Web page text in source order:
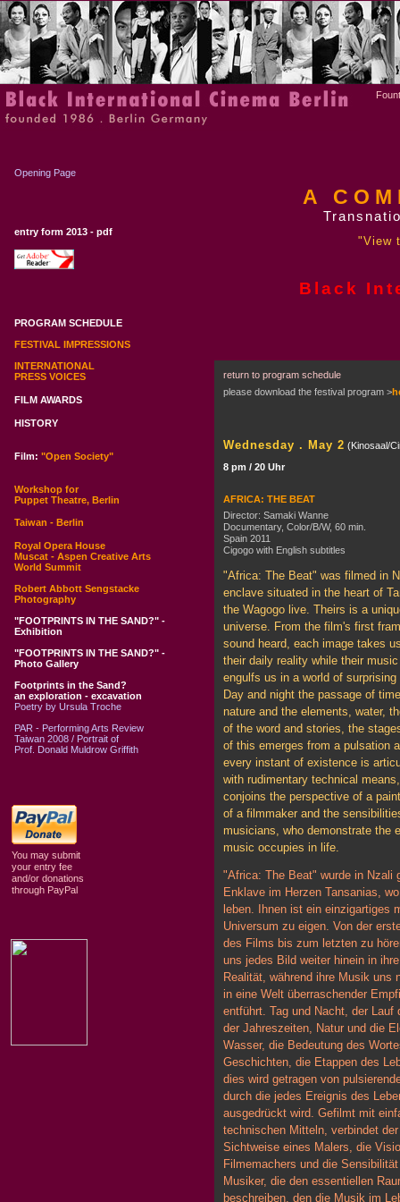
return to program schedule
please download the festival program >
Wednesday . May 2 (Kinosaal/
8 pm / 20 Uhr
AFRICA: THE BEAT
Director: Samaki Wanne
Documentary, Color/B/W, 60 min.
Spain 2011
Cigogo with English subtitles
"Africa: The Beat" was filmed in
enclave situated in the heart of
the Wagogo live. Theirs is a
universe. From the film's first
sound heard, each image takes
their daily reality while their
engulfs us in a world of
Day and night the passage of
nature and the elements, water,
of the word and stories, the
of this emerges from a pulsation
every instant of existence is
with rudimentary technical
conjoins the perspective of a
of a filmmaker and the
musicians, who demonstrate the
music occupies in life.
"Africa: The Beat" wurde in Nzali
Enklave im Herzen Tansanias,
leben. Ihnen ist ein einzigartiges
Universum zu eigen. Von der
des Films bis zum letzten zu
uns jedes Bild weiter hinein in
Realität, während ihre Musik uns
in eine Welt überraschender
entführt. Tag und Nacht, der Lauf
der Jahreszeiten, Natur und die
Wasser, die Bedeutung des
Geschichten, die Etappen des
dies wird getragen von
durch die jedes Ereignis des
ausgedrückt wird. Gefilmt mit
technischen Mitteln, verbindet
Sichtweise eines Malers, die
Filmemachers und die
Musiker, die den essentiellen
beschreiben, den die Musik im
A
"View
Black
You may submit
your entry fee
and/or donations
through PayPal
Opening Page
entry form 2013 - pdf
PROGRAM SCHEDULE
FESTIVAL IMPRESSIONS
INTERNATIONAL
PRESS VOICES
FILM AWARDS
HISTORY
Film: "Open Society"
Workshop for
Puppet Theatre, Berlin
Taiwan - Berlin
Royal Opera House
Muscat - Aspen Creative Arts
World Summit
Robert Abbott Sengstacke
Photography
"FOOTPRINTS IN THE SAND?" -
Exhibition
"FOOTPRINTS IN THE SAND?" -
Photo Gallery
Footprints in the Sand?
an exploration - excavation
Poetry by Ursula Troche
PAR - Performing Arts Review
Taiwan 2008 / Portrait of
Prof. Donald Muldrow Griffith